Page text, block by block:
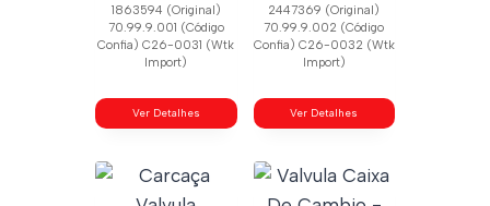
1863594 (Original)
70.99.9.001 (Código
Confia) C26-0031 (Wtk
Import)
Ver Detalhes
2447369 (Original)
70.99.9.002 (Código
Confia) C26-0032 (Wtk
Import)
Ver Detalhes